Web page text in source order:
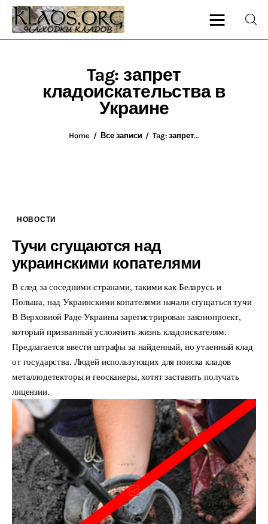
Tag: запрет
кладоискательства в
Украине
Home Все записи Tag: запрет...
Главная
НОВОСТИ
Тучи сгущаются над
украинскими копателями
В след за соседними странами, такими как Беларусь и
Польша, над Украинскими копателями начали сгущаться тучи
В Верховной Раде Украины зарегистрирован законопроект,
который призванный усложнить жизнь кладоискателям.
Предлагается ввести штрафы за найденный, но утаенный клад
от государства. Людей использующих для поиска кладов
металлодетекторы и геосканеры, хотят заставить получать
лицензии.